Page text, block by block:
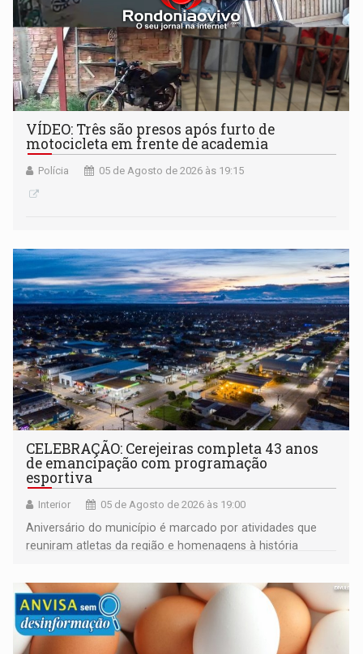
VÍDEO: Três são presos após furto de
motocicleta em frente de academia
Polícia 05 de Agosto de 2026 às 19:15
CELEBRAÇÃO: Cerejeiras completa 43 anos
de emancipação com programação
esportiva
Interior 05 de Agosto de 2026 às 19:00
Aniversário do município é marcado por atividades que
reuniram atletas da região e homenagens à história